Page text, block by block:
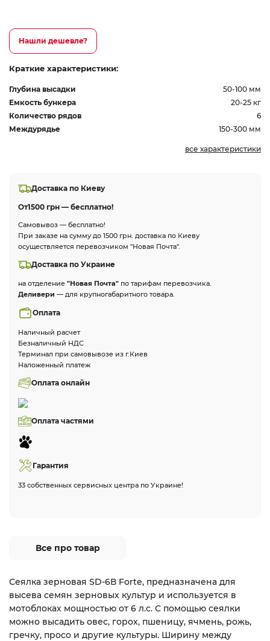
Нашли дешевле?
Краткие характеристики:
Глубина высадки
50-100 мм
Емкость бункера
20-25 кг
Количество рядов
6
Междурядье
150-300 мм
все характеристики
Доставка по Киеву
От1500 грн — бесплатно!
Самовывоз — бесплатно!
При заказе на сумму до 1500 грн. доставка по Киеву
осуществляется перевозчиком "Новая Почта".
Доставка по Украине
на отделение "Новая Почта" по тарифам перевозчика.
Деливери — для крупногабаритного товара.
Оплата
Наличный расчет
Безналичный НДС
Терминал при самовывозе из г.Киев
Наложенный платеж
Оплата онлайн
Оплата частями
Гарантия
33 собственных сервисных центра по Украине!
Все про товар
Сеялка зерновая SD-6В Forte, предназначена для
высева семян зерновых культур и используется в
мотоблоках мощностью от 6 л.с. С помощью сеялки
можно высадить овес, горох, пшеницу, ячмень, рожь,
гречку, просо и другие культуры. Ширину между